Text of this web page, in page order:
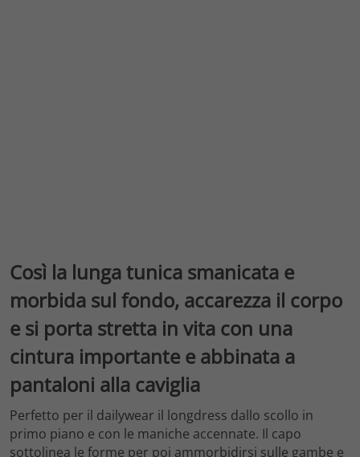
Così la lunga tunica smanicata e
morbida sul fondo, accarezza il corpo
e si porta stretta in vita con una
cintura importante e abbinata a
pantaloni alla caviglia
Perfetto per il dailywear il longdress dallo scollo in
primo piano e con le maniche accennate. Il capo
sottolinea le forme per poi ammorbidirsi sulle gambe e